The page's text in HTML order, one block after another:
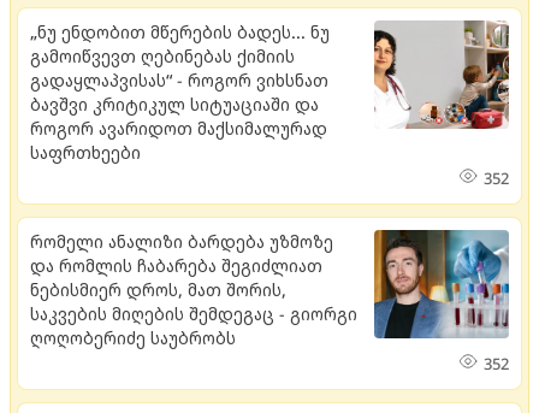
„ნუ ენდობით მწერების ბადეს... ნუ
გამოიწვევთ ღებინებას ქიმიის
გადაყლაპვისას“ - როგორ ვიხსნათ
ბავშვი კრიტიკულ სიტუაციაში და
როგორ ავარიდოთ მაქსიმალურად
საფრთხეები
352
რომელი ანალიზი ბარდება უზმოზე
და რომლის ჩაბარება შეგიძლიათ
ნებისმიერ დროს, მათ შორის,
საკვების მიღების შემდეგაც - გიორგი
ღოღობერიძე საუბრობს
352